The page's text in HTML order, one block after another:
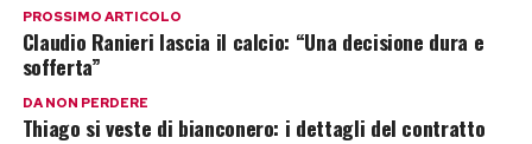
PROSSIMO ARTICOLO
Claudio Ranieri lascia il calcio: “Una decisione dura e
sofferta”
DA NON PERDERE
Thiago si veste di bianconero: i dettagli del contratto